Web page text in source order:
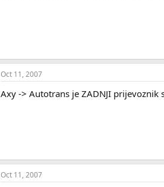
Oct 11, 2007
Axy -> Autotrans je ZADNJI
Oct 11, 2007